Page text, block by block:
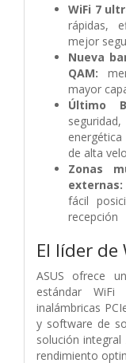
WiFi 7
rápidas,
mejor
Nueva
QAM:
mayor
Último
de alta
Zonas
externas:
fácil
recepción
El líder de
ASUS ofrece
estándar
inalámbricas
y software de
solución integral
rendimiento